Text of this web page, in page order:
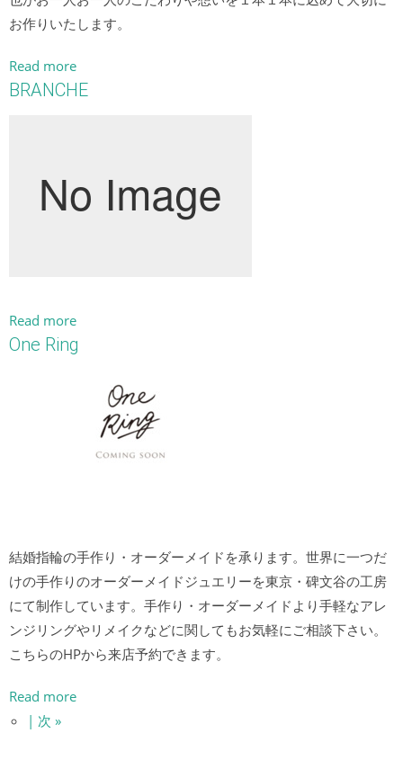
お作りいたします。
Read more
BRANCHE
Read more
One Ring
結婚指輪の手作り・オーダーメイドを承ります。世界に一つだ
けの手作りのオーダーメイドジュエリーを東京・碑文谷の工房
にて制作しています。手作り・オーダーメイドより手軽なアレ
ンジリングやリメイクなどに関してもお気軽にご相談下さい。
こちらのHPから来店予約できます。
Read more
| 次 »